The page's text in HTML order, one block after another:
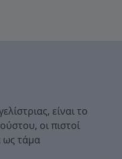
είναι το
οι πιστοί
ως τάμα